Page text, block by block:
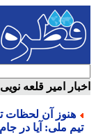
امیر قلعه نویی
هنوز آن لحظات
ملی: آیا در جام